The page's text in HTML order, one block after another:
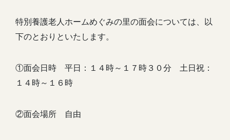
特別養護老人ホームめぐみの里の面会については、以
下のとおりといたします。
①面会日時 平日：１４時～１７時３０分 土日祝：
１４時～１６時
②面会場所 自由